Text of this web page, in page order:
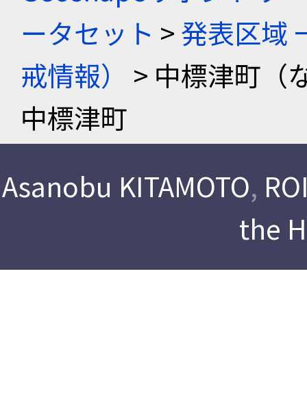
ータセット >発表区域
戒情報）
> 中標津町（
中標津町
Asanobu KITAMOTO,
the